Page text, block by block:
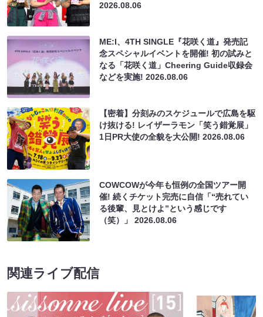
2026.08.06
ME:I、4TH SINGLE『花咲く道』発売記
念スペシャルイベントを開催! 初の試みと
なる「花咲く道」Cheering Guide収録会
などを実施!2026.08.06
【密着】分刻みのスケジュールで広島を駆
け抜ける! レイザーラモン「笑う錯覚展」
1日PR大使の全貌を大公開!2026.08.06
COWCOWが今年も恒例の全国ツアー開
催! 続くチケット完売に自信「“売れてい
る後輩、見とけよ”という感じです
（笑）」2026.08.06
関連ライブ配信